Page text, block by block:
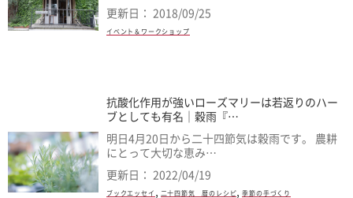
更新日： 2018/09/25
イベント＆ワークショップ
抗酸化作用が強いローズマリーは若返りのハー
ブとしても有名｜穀雨『…
明日4月20日から二十四節気は穀雨です。 農耕
にとって大切な恵み…
更新日： 2022/04/19
ブックエッセイ 二十四節気 暦のレシピ ,季節の手づくり